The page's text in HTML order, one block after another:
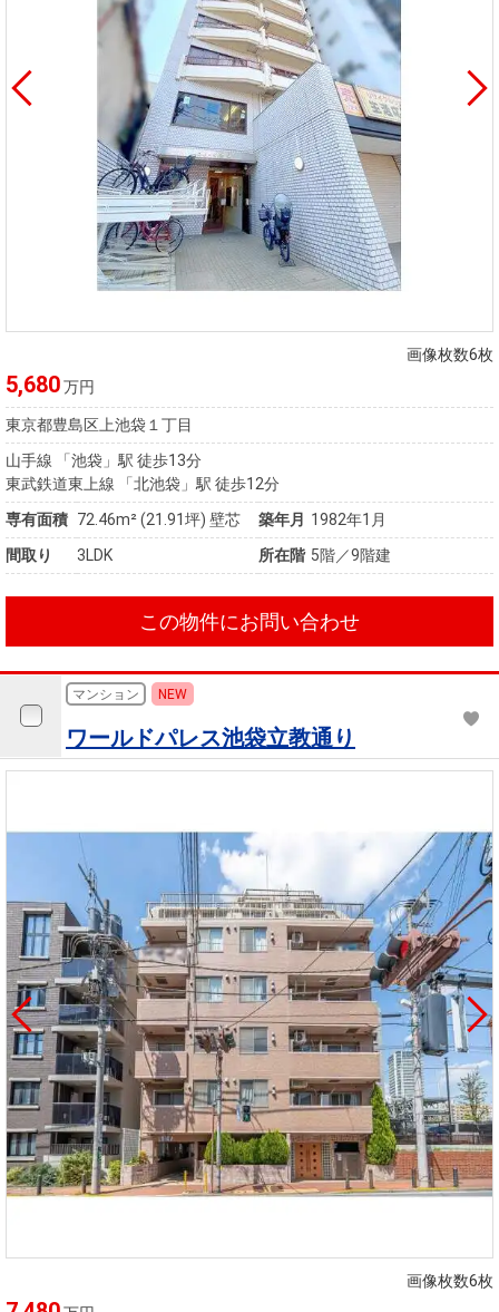
画像枚数6枚
5,680万円
東京都豊島区上池袋１丁目
山手線 「池袋」駅 徒歩13分
東武鉄道東上線 「北池袋」駅 徒歩12分
専有面積 72.46m²(21.91坪) 壁芯 築年月
1982年1月
間取り
3LDK 所在階 5階／9階建
この物件にお問い合わせ
マンション NEW
ワールドパレス池袋立教通り
画像枚数6枚